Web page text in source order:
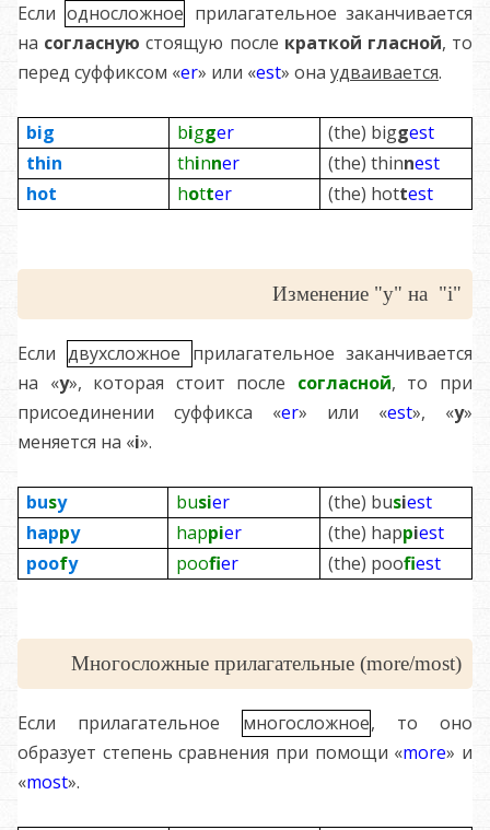
Если односложное прилагательное заканчивается
на согласную стоящую после краткой гласной, то
перед суффиксом «er» или «est» она удваивается.
big bigger (the) biggest
thin
thinner (the) thinnest
hot
hotter (the) hottest
Изменение "y" на "i"
Если двухсложное прилагательное заканчивается
на «y», которая стоит после согласной, то при
присоединении суффикса «er» или «est», «y»
меняется на «i».
busy busier (the) busiest
happy happier (the) happiest
poofy poofer (the) poofest
Многосложные прилагательные (more/most)
Если прилагательное многосложное, то оно
образует степень сравнения при помощи «more» и
«most».